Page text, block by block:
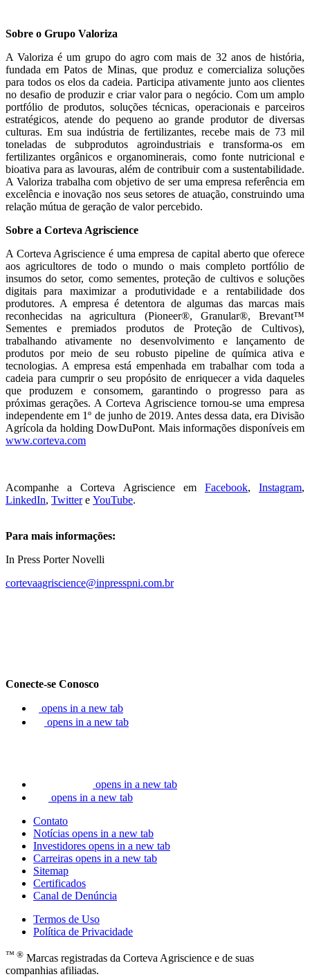
Sobre o Grupo Valoriza
A Valoriza é um grupo do agro com mais de 32 anos de história,
fundada em Patos de Minas, que produz e comercializa soluções
para todos os elos da cadeia. Participa ativamente junto aos clientes
no desafio de produzir e criar valor para o negócio. Com um amplo
portfólio de produtos, soluções técnicas, operacionais e parceiros
estratégicos, atende do pequeno ao grande produtor de diversas
culturas. Em sua indústria de fertilizantes, recebe mais de 73 mil
toneladas de subprodutos agroindustriais e transforma-os em
fertilizantes orgânicos e organominerais, como fonte nutricional e
bioativa para as lavouras, além de contribuir com a sustentabilidade.
A Valoriza trabalha com objetivo de ser uma empresa referência em
excelência e inovação nos seus setores de atuação, construindo uma
relação mútua de geração de valor percebido.
Sobre a Corteva Agriscience
A Corteva Agriscience é uma empresa de capital aberto que oferece
aos agricultores de todo o mundo o mais completo portfólio de
insumos do setor, como sementes, proteção de cultivos e soluções
digitais para maximizar a produtividade e a rentabilidade dos
produtores. A empresa é detentora de algumas das marcas mais
reconhecidas na agricultura (Pioneer®, Granular®, Brevant™
Sementes e premiados produtos de Proteção de Cultivos),
trabalhando ativamente no desenvolvimento e lançamento de
produtos por meio de seu robusto pipeline de química ativa e
tecnologias. A empresa está empenhada em trabalhar com toda a
cadeia para cumprir o seu propósito de enriquecer a vida daqueles
que produzem e consomem, garantindo o progresso para as
próximas gerações. A Corteva Agriscience tornou-se uma empresa
independente em 1º de junho de 2019. Antes dessa data, era Divisão
Agrícola da holding DowDuPont. Mais informações disponíveis em
www.corteva.com
Acompanhe a Corteva Agriscience em Facebook,Instagram,
LinkedIn, Twittere YouTube.
Para mais informações:
In Press Porter Novelli
cortevaagriscience@inpresspni.com.br
Conecte-se Conosco
opens in a new tab
opens in a new tab
opens in a new tab
opens in a new tab
Contato
Notícias opens in a new tab
Investidores opens in a new tab
Carreiras opens in a new tab
Sitemap
Certificados
Canal de Denúncia
Termos de Uso
Política de Privacidade
™ ® Marcas registradas da Corteva Agriscience e de suas
companhias afiliadas.